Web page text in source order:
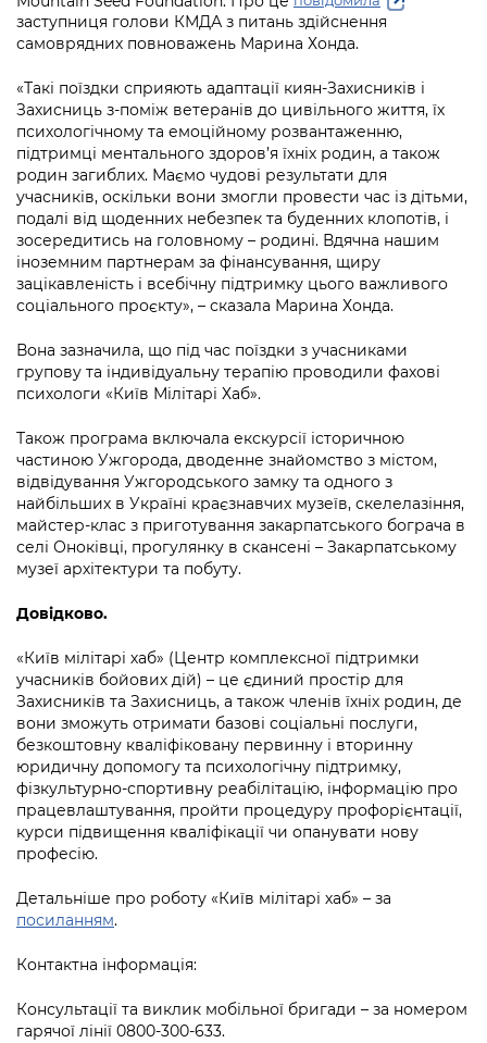
Підприємства, установи, організації
Kyiv International Relations
Річні звіти
Гендерна політика
Безбар'єрність
Київська міська військова адміністрація
Портал Захисників та Захисниць
Безбар'єрність
Портал послуг
Міський застосунок Київ Цифровий
Важливе під час воєнного стану
Уряд» – місцевий рівень»
Про відкриті дані
Публічні дашборди
заступниця голови КМДА з питань здійснення
самоврядних повноважень Марина Хонда.
«Такі поїздки сприяють адаптації киян-Захисників і
Захисниць з-поміж ветеранів до цивільного життя, їх
психологічному та емоційному розвантаженню,
підтримці ментального здоров’я їхніх родин, а також
родин загиблих. Маємо чудові результати для
учасників, оскільки вони змогли провести час із дітьми,
подалі від щоденних небезпек та буденних клопотів, і
зосередитись на головному – родині. Вдячна нашим
іноземним партнерам за фінансування, щиру
зацікавленість і всебічну підтримку цього важливого
соціального проєкту», – сказала Марина Хонда.
Вона зазначила, що під час поїздки з учасниками
групову та індивідуальну терапію проводили фахові
психологи «Київ Мілітарі Хаб».
Також програма включала екскурсії історичною
частиною Ужгорода, дводенне знайомство з містом,
відвідування Ужгородського замку та одного з
найбільших в Україні краєзнавчих музеїв, скелелазіння,
майстер-клас з приготування закарпатського бограча в
селі Оноківці, прогулянку в скансені – Закарпатському
музеї архітектури та побуту.
Довідково.
«Київ мілітарі хаб» (Центр комплексної підтримки
учасників бойових дій) – це єдиний простір для
Захисників та Захисниць, а також членів їхніх родин, де
вони зможуть отримати базові соціальні послуги,
безкоштовну кваліфіковану первинну і вторинну
юридичну допомогу та психологічну підтримку,
фізкультурно-спортивну реабілітацію, інформацію про
працевлаштування, пройти процедуру профорієнтації,
курси підвищення кваліфікації чи опанувати нову
професію.
Детальніше про роботу «Київ мілітарі хаб» – за
посиланням.
Контактна інформація:
Консультації та виклик мобільної бригади – за номером
гарячої лінії 0800-300-633.